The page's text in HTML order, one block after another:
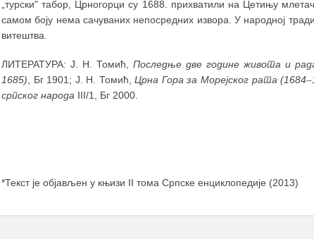
„турски" табор, Црногорци су 1688. прихватили на Цетињу
самом боју нема сачуваних непосредних извора. У народној
витештва.
ЛИТЕРАТУРА: Ј. Н. Томић, Последње две године живота и
1685) , Бг 1901; Ј. Н. Томић,Црна Гора за Морејског рата (1684–
српског народа III/1, Бг 2000.
*Текст је објављен у књизи II тома Српске енциклопедије (2013)